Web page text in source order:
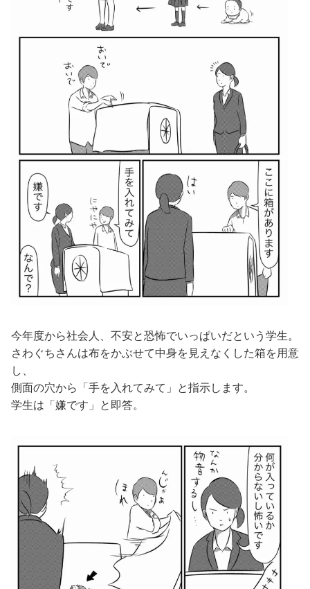
今年度から社会人、不安と恐怖でいっぱいだという学生。
さわぐちさんは布をかぶせて中身を見えなくした箱を用意
し、
側面の穴から「手を入れてみて」と指示します。
学生は「嫌です」と即答。